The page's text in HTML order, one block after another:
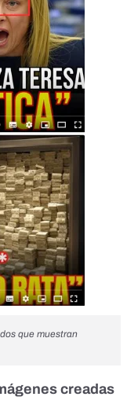
que muestran
creadas